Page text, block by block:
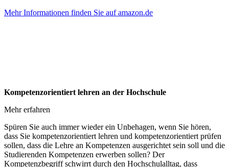
Mehr Informationen finden Sie auf amazon.de
Kompetenzorientiert lehren an der Hochschule
Mehr erfahren
Spüren Sie auch immer wieder ein Unbehagen, wenn Sie hören,
dass Sie kompetenzorientiert lehren und kompetenzorientiert prüfen
sollen, dass die Lehre an Kompetenzen ausgerichtet sein soll und die
Studierenden Kompetenzen erwerben sollen? Der
Kompetenzbegriff schwirrt durch den Hochschulalltag, dass